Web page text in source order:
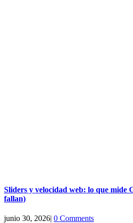
Sliders y velocidad web: lo que mide
fallan)
junio 30, 2026| 0 Comments